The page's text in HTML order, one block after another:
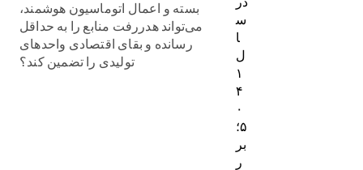
س
ا
ل
۱
۴
۰
۵؛
بر
ر
بسته و اعمال اتوماسیون هوشمند،
می‌تواند هدررفت منابع را به حداقل
رسانده و بقای اقتصادی واحدهای
تولیدی را تضمین کند؟